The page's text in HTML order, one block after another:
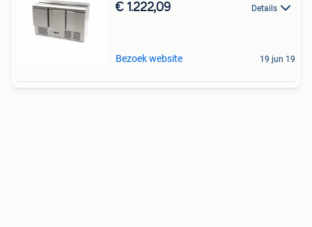
€ 1.222,09 Details
Bezoek website 19 jun 19